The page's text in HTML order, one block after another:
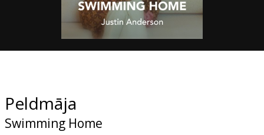
Dāvanu
B2B
Peldmāja
Swimming Home